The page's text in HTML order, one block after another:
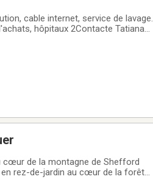
cable internet, service de lavage.
hôpitaux 2Contacte Tatiana
de la montagne de Shefford
rez-de-jardin au cœur de la forêt